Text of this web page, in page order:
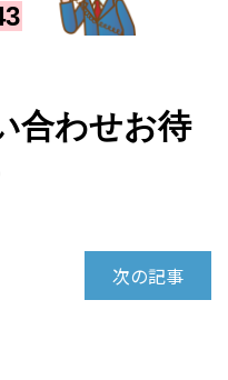
3
合わせお待
次の記事